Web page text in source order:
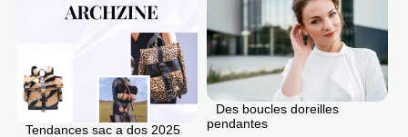
Tendances sac a dos 2025
Des boucles doreilles
pendantes